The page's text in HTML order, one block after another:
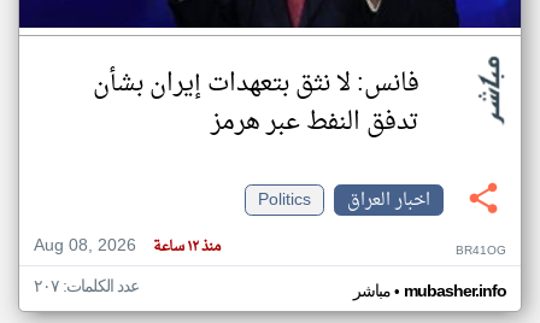
فانس: لا نثق بتعهدات إيران بشأن
تدفق النفط عبر هرمز
اخبار العراق
Politics
Aug 08, 2026
منذ ١٢ ساعة BR41OG
مباشر• mubasher.info عدد الكلمات: ٢٠٧